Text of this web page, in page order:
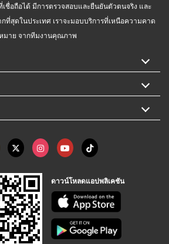
เชื่อถือได้ มีการตรวจสอบและยืนยันตัวตนจริง และ
สุดในประเทศ เราจะมอบบริการที่เหนือความคาด
มาย จากทีมงานคุณภาพ
ดาวน์โหลดแอปพลิเคชัน